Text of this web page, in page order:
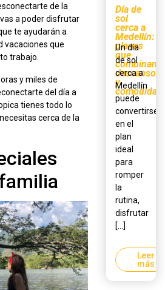
de la
a poder disfrutar
te ayudarán a
vacaciones que
trabajo.
y miles de
del día a
tienes todo lo
cerca de la
Día de
sol
cerca a
Medellín:
planes
que
combinan
descanso
y
comodidad
Un día
de sol
cerca a
Medellín
puede
convertirse
en el
plan
ideal
para
romper
la
rutina,
disfrutar
[...]
Leer
más